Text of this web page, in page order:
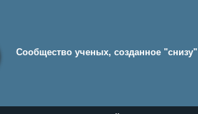
Cообщество ученых, созданное "снизу"